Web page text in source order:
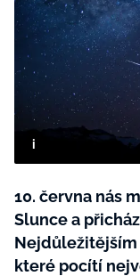
Životní styl
Všechny kategorie
Testy a kvízy
BYDLENÍ
Všechny
Tvoření
Rady a tipy
10. června nás
Slunce a
Nejdůležitějším
které pocítí